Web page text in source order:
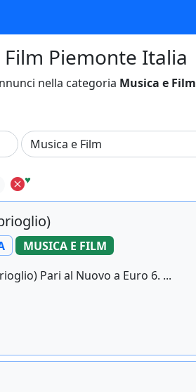
Piemonte Italia
nella categoria Musica e Film
♥
MUSICA E FILM
Pari al Nuovo a Euro 6. ...